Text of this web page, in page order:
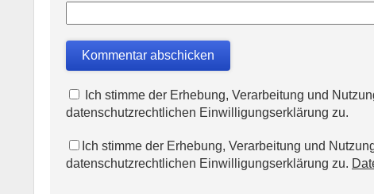
Ich stimme der Erhebung, Verarbeitung und
datenschutzrechtlichen Einwilligungserklärung zu.
Ich stimme der Erhebung, Verarbeitung und
datenschutzrechtlichen Einwilligungserklärung zu.